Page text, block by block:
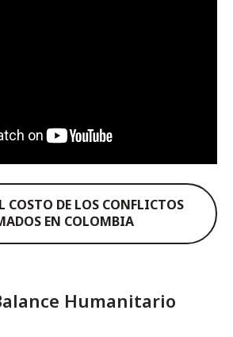
COSTO DE LOS CONFLICTOS
EN COLOMBIA
Humanitario